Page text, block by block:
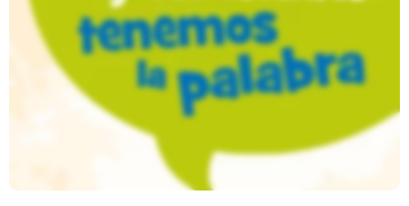
Las Niñas, Niños Y Adolescentes
Tenemos La Palabra